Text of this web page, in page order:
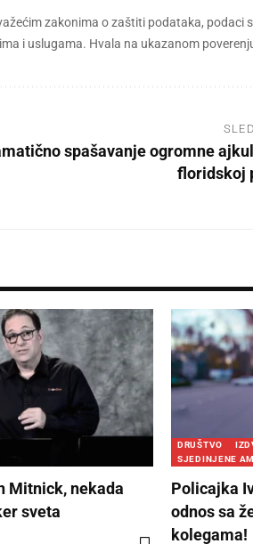
zakonima o zaštiti podataka, podaci
i uslugama. Hvala na ukazanom
spašavanje ogromne
floridskoj
Mitnick, nekada
sveta
DRUŠTVO
SJEDINJENE
Policajka
odnos sa
kolegama!